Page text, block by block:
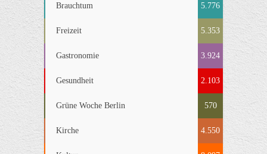
Brauchtum 5.776
Freizeit 5.353
Gastronomie 3.924
Gesundheit 2.103
Grüne Woche Berlin 570
Kirche 4.550